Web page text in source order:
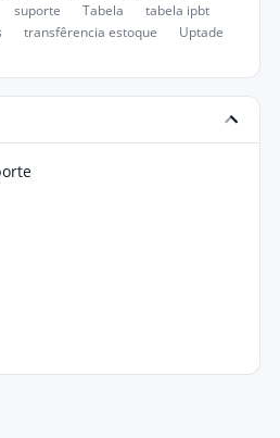
suporte Tabela
tabela ipbt
transfêrencia estoque
Uptade